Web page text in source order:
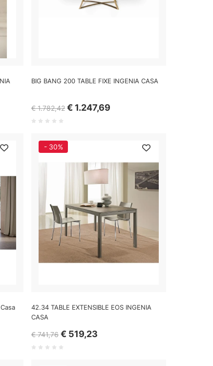
BIG BANG 200 TABLE FIXE INGENIA CASA
€ 1.782,42 € 1.247,69
- 30%
42.34 TABLE EXTENSIBLE EOS INGENIA
CASA
€ 741,76 € 519,23